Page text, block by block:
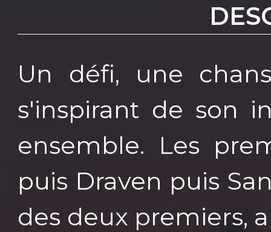
Un défi, une
s'inspirant de son
ensemble. Les
puis Draven puis
des deux premiers,